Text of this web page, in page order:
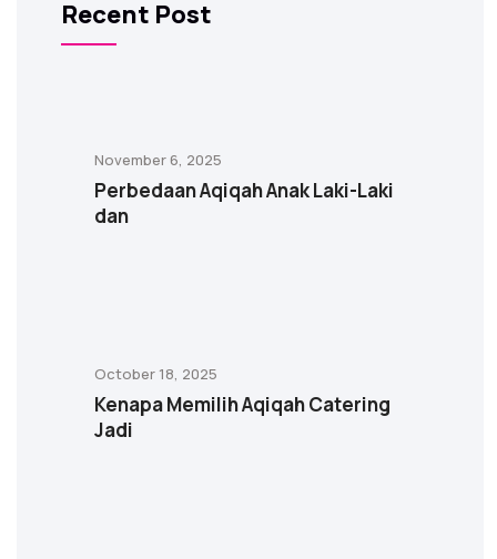
Recent Post
November 6, 2025
Perbedaan Aqiqah Anak Laki-Laki
dan
October 18, 2025
Kenapa Memilih Aqiqah Catering
Jadi